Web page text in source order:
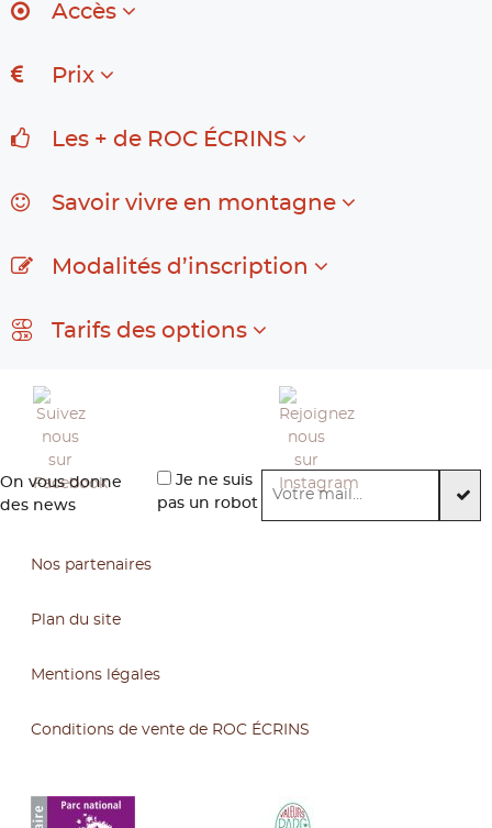
Accès
Prix
Les + de ROC ÉCRINS
Savoir vivre en montagne
Modalités d’inscription
Tarifs des options
On vous donne
des news
Je ne suis
pas un robot
Nos partenaires
Plan du site
Mentions légales
Conditions de vente de ROC ÉCRINS